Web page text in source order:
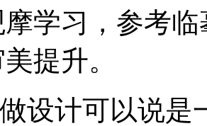
学习，参考
提升。
设计可以说